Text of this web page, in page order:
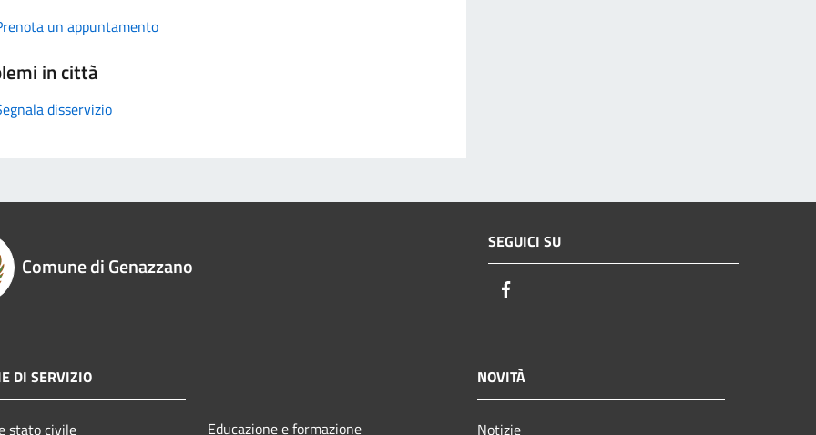
un appuntamento
in città
disservizio
Comune di Genazzano
SEGUICI SU
DI SERVIZIO
stato civile Educazione e formazione
NOVITÀ
Notizie